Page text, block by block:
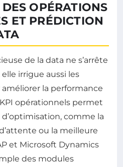
OPÉRATIONS
ET PRÉDICTION
de la data ne s’arrête
irrigue aussi les
la performance
KPI opérationnels permet
comme la
ou la meilleure
et Microsoft Dynamics
des modules